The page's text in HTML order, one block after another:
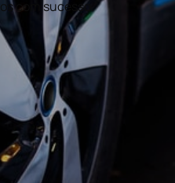
com sucesso.